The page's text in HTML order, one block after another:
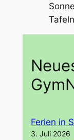
Ferien in
3. Juli 2026